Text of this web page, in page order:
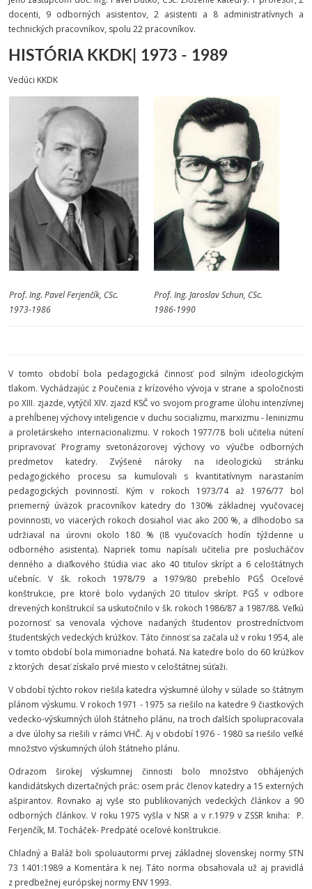
docenti, 9 odborných asistentov, 2 asistenti a 8 administratívnych a
technických pracovníkov, spolu 22 pracovníkov.
HISTÓRIA KKDK| 1973 - 1989
Vedúci KKDK
Prof. Ing. Pavel Ferjenčík, CSc.
1973-1986
Prof. Ing. Jaroslav Schun, CSc.
1986-1990
V tomto období bola pedagogická činnosť pod silným ideologickým
tlakom. Vychádzajúc z Poučenia z krízového vývoja v strane a spoločnosti
po XIII. zjazde, vytýčil XIV. zjazd KSČ vo svojom programe úlohu intenzívnej
a prehĺbenej výchovy inteligencie v duchu socializmu, marxizmu - leninizmu
a proletárskeho internacionalizmu. V rokoch 1977/78 boli učitelia nútení
pripravovať Programy svetonázorovej výchovy vo výučbe odborných
predmetov katedry. Zvýšené nároky na ideologickú stránku
pedagogického procesu sa kumulovali s kvantitatívnym narastaním
pedagogických povinností. Kým v rokoch 1973/74 až 1976/77 bol
priemerný úväzok pracovníkov katedry do 130% základnej vyučovacej
povinnosti, vo viacerých rokoch dosiahol viac ako 200 %, a dlhodobo sa
udržiaval na úrovni okolo 180 % (I8 vyučovacích hodín týždenne u
odborného asistenta). Napriek tomu napísali učitelia pre poslucháčov
denného a diaľkového štúdia viac ako 40 titulov skrípt a 6 celoštátnych
učebníc. V šk. rokoch 1978/79 a 1979/80 prebehlo PGŠ Oceľové
konštrukcie, pre ktoré bolo vydaných 20 titulov skrípt. PGŠ v odbore
drevených konštrukcií sa uskutočnilo v šk. rokoch 1986/87 a 1987/88. Veľkú
pozornosť sa venovala výchove nadaných študentov prostredníctvom
študentských vedeckých krúžkov. Táto činnosť sa začala už v roku 1954, ale
v tomto období bola mimoriadne bohatá. Na katedre bolo do 60 krúžkov
z ktorých desať získalo prvé miesto v celoštátnej súťaži.
V období týchto rokov riešila katedra výskumné úlohy v súlade so štátnym
plánom výskumu. V rokoch 1971 - 1975 sa riešilo na katedre 9 čiastkových
vedecko-výskumných úloh štátneho plánu, na troch ďalších spolupracovala
a dve úlohy sa riešili v rámci VHČ. Aj v období 1976 - 1980 sa riešilo veľké
množstvo výskumných úloh štátneho plánu.
Odrazom širokej výskumnej činnosti bolo množstvo obhájených
kandidátskych dizertačných prác: osem prác členov katedry a 15 externých
ašpirantov. Rovnako aj vyše sto publikovaných vedeckých článkov a 90
odborných článkov. V roku 1975 vyšla v NSR a v r.1979 v ZSSR kniha: P.
Ferjenčík, M. Tocháček- Predpäté oceľové konštrukcie.
Chladný a Baláž boli spoluautormi prvej základnej slovenskej normy STN
73 1401:1989 a Komentára k nej. Táto norma obsahovala už aj pravidlá
z predbežnej európskej normy ENV 1993.